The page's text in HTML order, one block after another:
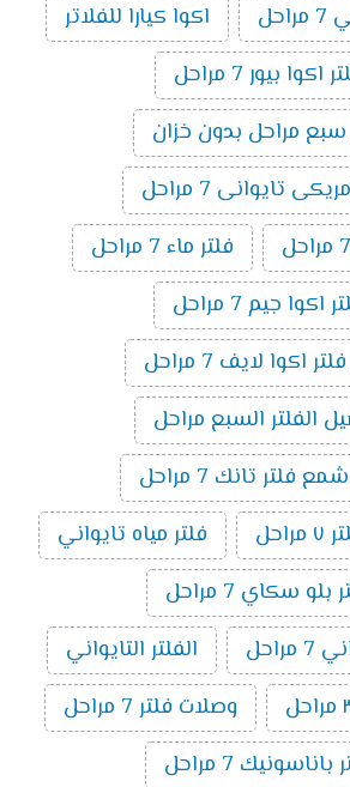
اكوا كيارا للفلاتر
اكوا بيور 7 مراحل
سبع مراحل بدون خزان
تايوانى 7 مراحل
فلتر ماء 7 مراحل
اكوا جيم 7 مراحل
اكوا لايف 7 مراحل
الفلتر السبع مراحل
فلتر تانك 7 مراحل
فلتر مياه تايواني
بلو سكاي 7 مراحل
الفلتر التايواني
وصلات فلتر 7 مراحل
باناسونيك 7 مراحل